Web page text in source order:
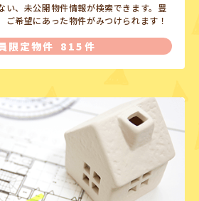
い、未公開物件情報が検索できます。豊
ご希望にあった物件がみつけられます！
限定物件 815件